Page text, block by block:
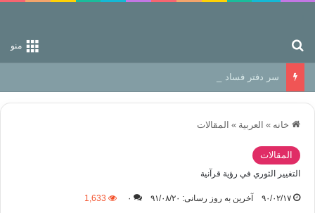
منو
سر دفتر فساد در زمین‌، دوری وکناره‌گیری از راه خداست‌!
خانه » العربیة » المقالات
المقالات
التغيير الثوري في رؤية قرآنية
۹۰/۰۲/۱۷ آخرین به روز رسانی: ۹۱/۰۸/۲۰ ۰ 1,633